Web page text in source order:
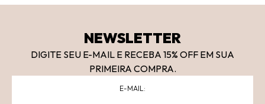
NEWSLETTER
DIGITE SEU E-MAIL E RECEBA 15% OFF EM SUA
PRIMEIRA COMPRA.